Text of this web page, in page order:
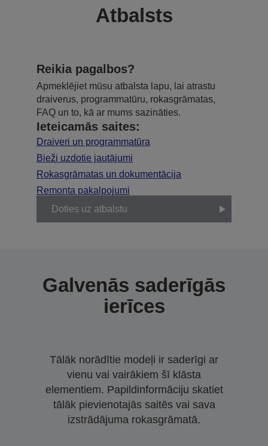
Atbalsts
Reikia pagalbos?
Apmeklējiet mūsu atbalsta lapu, lai atrastu
draiverus, programmatūru, rokasgrāmatas,
FAQ un to, kā ar mums sazināties.
Ieteicamās saites:
Draiveri un programmatūra
Bieži uzdotie jautājumi
Rokasgrāmatas un dokumentācija
Remonta pakalpojumi
Doties uz atbalstu
Galvenās saderīgās
ierīces
Tālāk norādītie modeļi ir saderīgi ar
vienu vai vairākiem šī klāsta
elementiem. Papildinformāciju skatiet
tālāk pievienotajās saitēs vai sava
izstrādājuma rokasgrāmatā.